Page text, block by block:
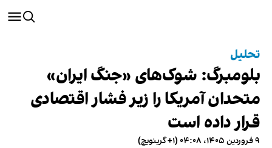
تحلیل
بلومبرگ: شوک‌های «جنگ ایران»
متحدان آمریکا را زیر فشار اقتصادی
قرار داده است
۹ فروردین ۱۴۰۵، ۰۴:۰۸ (‎+۱ گرینویچ)